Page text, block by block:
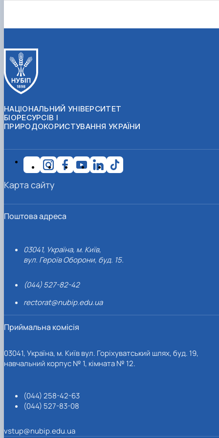
НАЦІОНАЛЬНИЙ УНІВЕРСИТЕТ
БІОРЕСУРСІВ І
ПРИРОДОКОРИСТУВАННЯ УКРАЇНИ
Поштова адреса
03041, Україна, м. Київ,
вул. Героїв Оборони, буд. 15.
(044) 527-82-42
rectorat@nubip.edu.ua
Приймальна комісія
03041, Україна, м. Київ вул. Горіхуватський шлях, буд. 19,
навчальний корпус № 1, кімната № 12.
(044) 258-42-63
(044) 527-83-08
vstup@nubip.edu.ua
Карта сайту